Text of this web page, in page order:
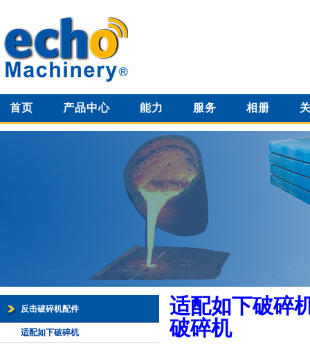
首页 产品中心 能力 服务 相册
反击破碎机配件
适配如下破碎机
适配如下破碎
破碎机